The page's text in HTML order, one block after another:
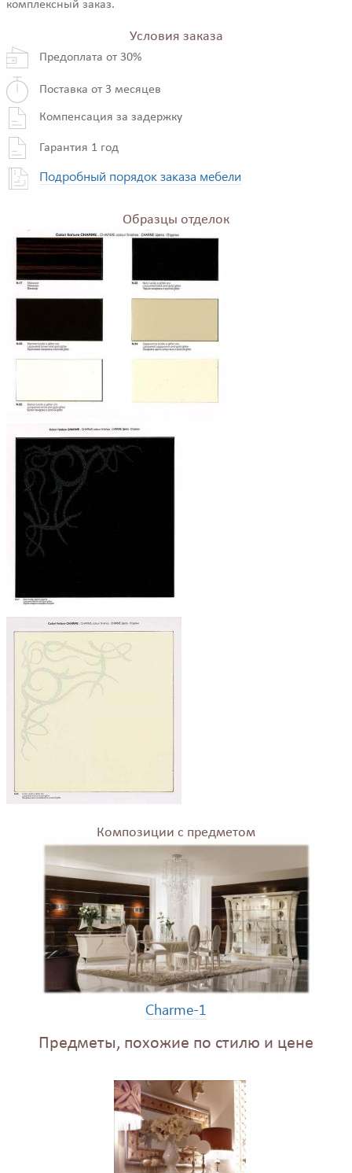
комплексный заказ.
Условия заказа
Предоплата от 30%
Поставка от 3 месяцев
Компенсация за задержку
Гарантия 1 год
Подробный порядок заказа мебели
Образцы отделок
Композиции с предметом
Charme-1
Предметы, похожие по стилю и цене